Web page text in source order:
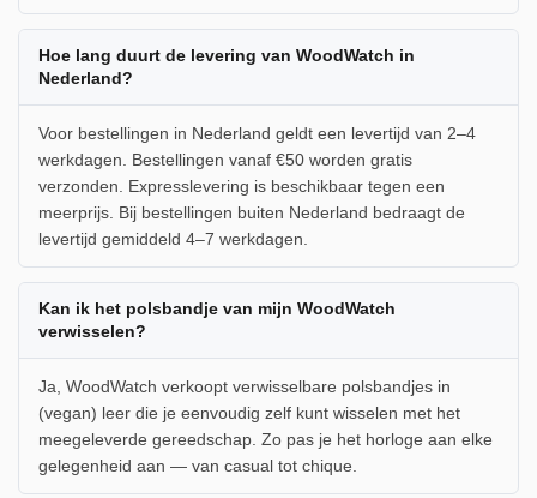
Hoe lang duurt de levering van WoodWatch in
Nederland?
Voor bestellingen in Nederland geldt een levertijd van 2–4
werkdagen. Bestellingen vanaf €50 worden gratis
verzonden. Expresslevering is beschikbaar tegen een
meerprijs. Bij bestellingen buiten Nederland bedraagt de
levertijd gemiddeld 4–7 werkdagen.
Kan ik het polsbandje van mijn WoodWatch
verwisselen?
Ja, WoodWatch verkoopt verwisselbare polsbandjes in
(vegan) leer die je eenvoudig zelf kunt wisselen met het
meegeleverde gereedschap. Zo pas je het horloge aan elke
gelegenheid aan — van casual tot chique.